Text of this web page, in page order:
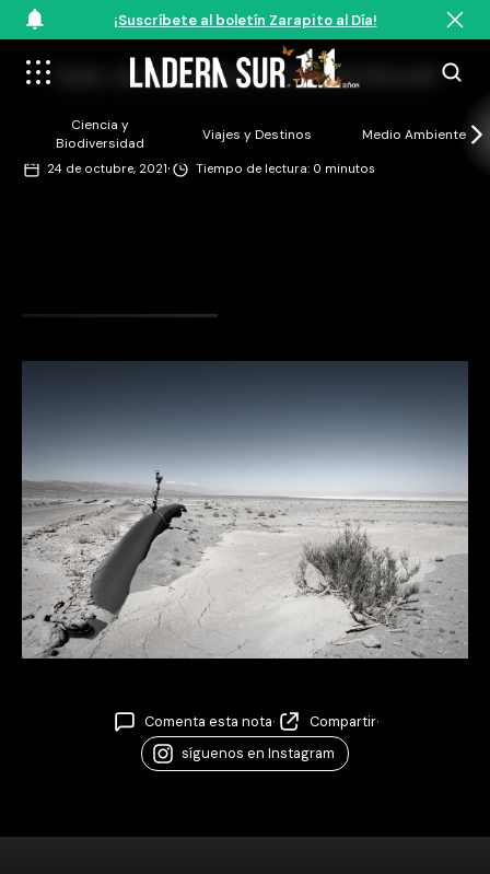
¡Suscríbete al boletín Zarapito al Día!
Ciencia y
Biodiversidad
Viajes y Destinos Medio Ambiente
Salar de Atacama ©Cristóbal Bonelli
24 de octubre, 2021· Tiempo de lectura: 0 minutos
Comenta esta nota· Compartir·
síguenos en Instagram